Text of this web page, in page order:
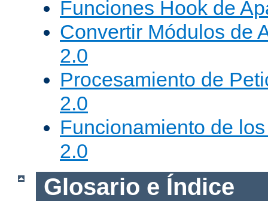
Funciones Hook de
Convertir Módulos de
2.0
Procesamiento de
2.0
Funcionamiento de
2.0
Glosario e Índice